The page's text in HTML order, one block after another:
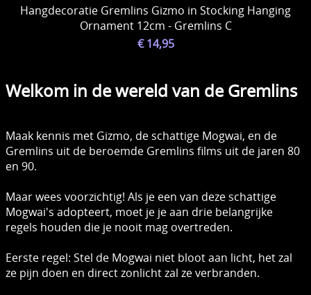
Hangdecoratie Gremlins Gizmo in Stocking Hanging
Ornament 12cm - Gremlins C
€ 14,95
Welkom in de wereld van de Gremlins
Maak kennis met Gizmo, de schattige Mogwai, en de
Gremlins uit de beroemde Gremlins films uit de jaren 80
en 90.
Maar wees voorzichtig! Als je een van deze schattige
Mogwai's adopteert, moet je je aan drie belangrijke
regels houden die je nooit mag overtreden.
Eerste regel: Stel de Mogwai niet bloot aan licht, het zal
ze pijn doen en direct zonlicht zal ze verbranden.